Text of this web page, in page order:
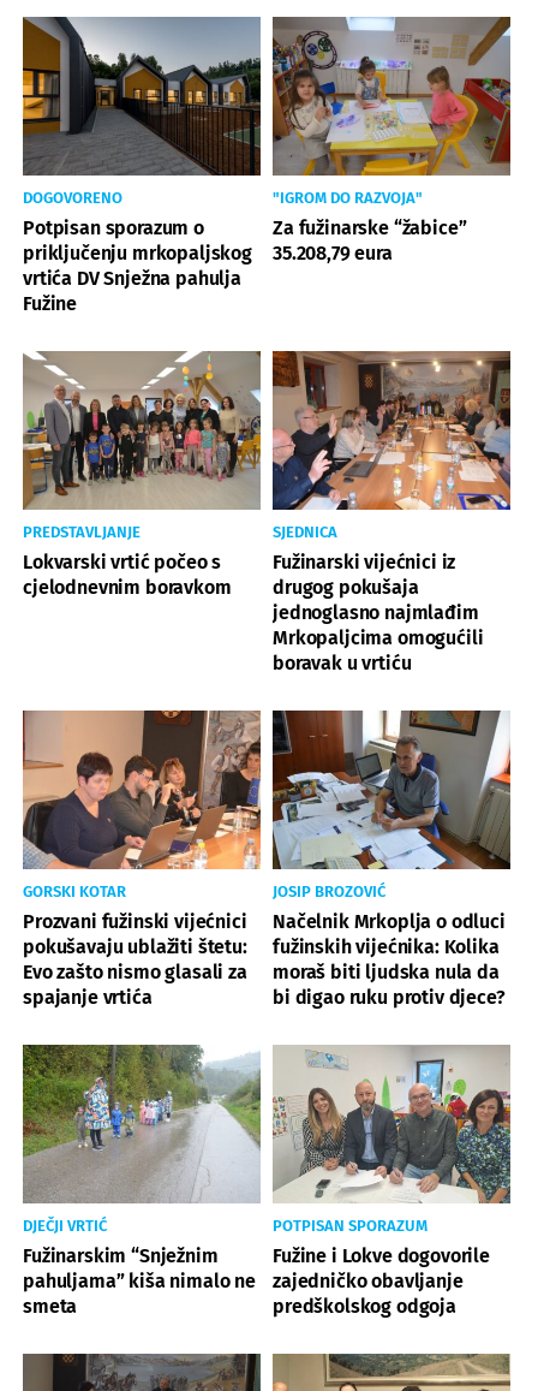
DOGOVORENO
Potpisan sporazum o
priključenju mrkopaljskog
vrtića DV Snježna pahulja
Fužine
"IGROM DO RAZVOJA"
Za fužinarske “žabice”
35.208,79 eura
PREDSTAVLJANJE
Lokvarski vrtić počeo s
cjelodnevnim boravkom
SJEDNICA
Fužinarski vijećnici iz
drugog pokušaja
jednoglasno najmlađim
Mrkopaljcima omogućili
boravak u vrtiću
GORSKI KOTAR
Prozvani fužinski vijećnici
pokušavaju ublažiti štetu:
Evo zašto nismo glasali za
spajanje vrtića
JOSIP BROZOVIĆ
Načelnik Mrkoplja o odluci
fužinskih vijećnika: Kolika
moraš biti ljudska nula da
bi digao ruku protiv djece?
DJEČJI VRTIĆ
Fužinarskim “Snježnim
pahuljama” kiša nimalo ne
smeta
POTPISAN SPORAZUM
Fužine i Lokve dogovorile
zajedničko obavljanje
predškolskog odgoja